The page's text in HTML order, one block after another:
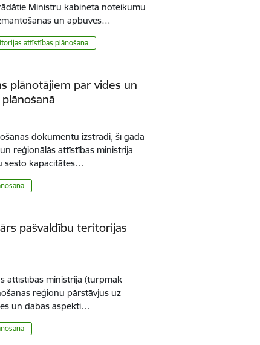
Ministru kabineta noteikumu
un apbūves…
attīstības plānošana
plānotājiem par vides un
dokumentu izstrādi, šī gada
reģionālās attīstības ministrija
sesto kapacitātes…
pašvaldību teritorijas
attīstības ministrija (turpmāk –
reģionu pārstāvjus uz
un dabas aspekti…